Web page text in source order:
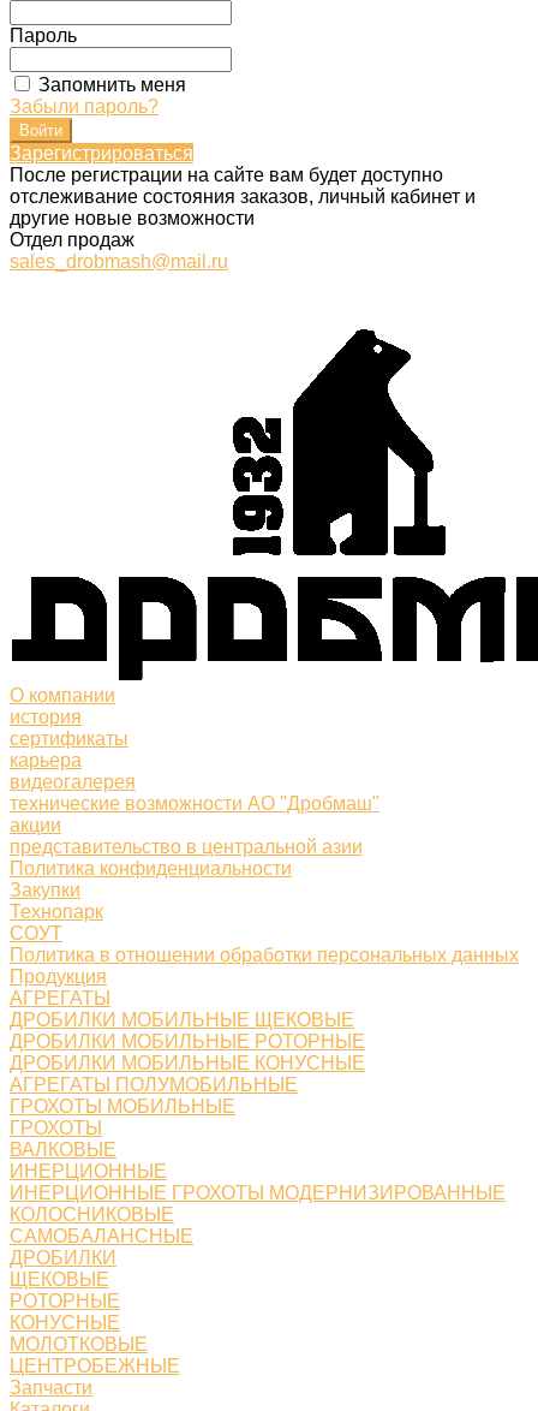
Пароль
Запомнить меня
Забыли пароль?
Зарегистрироваться
После регистрации на сайте вам будет доступно
отслеживание состояния заказов, личный кабинет и
другие новые возможности
Отдел продаж
sales_drobmash@mail.ru
О компании
история
сертификаты
карьера
видеогалерея
технические возможности АО "Дробмаш"
акции
представительство в центральной азии
Политика конфиденциальности
Закупки
Технопарк
СОУТ
Политика в отношении обработки персональных данных
Продукция
АГРЕГАТЫ
ДРОБИЛКИ МОБИЛЬНЫЕ ЩЕКОВЫЕ
ДРОБИЛКИ МОБИЛЬНЫЕ РОТОРНЫЕ
ДРОБИЛКИ МОБИЛЬНЫЕ КОНУСНЫЕ
АГРЕГАТЫ ПОЛУМОБИЛЬНЫЕ
ГРОХОТЫ МОБИЛЬНЫЕ
ГРОХОТЫ
ВАЛКОВЫЕ
ИНЕРЦИОННЫЕ
ИНЕРЦИОННЫЕ ГРОХОТЫ МОДЕРНИЗИРОВАННЫЕ
КОЛОСНИКОВЫЕ
САМОБАЛАНСНЫЕ
ДРОБИЛКИ
ЩЕКОВЫЕ
РОТОРНЫЕ
КОНУСНЫЕ
МОЛОТКОВЫЕ
ЦЕНТРОБЕЖНЫЕ
Запчасти